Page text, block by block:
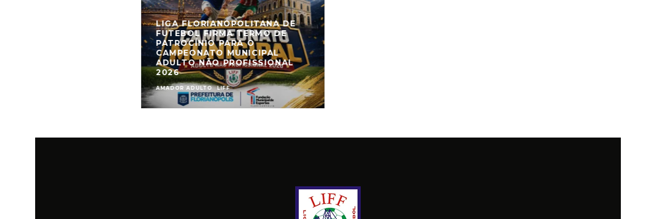
LIGA FLORIANOPOLITANA DE
FUTEBOL FIRMA TERMO DE
PATROCÍNIO PARA O
CAMPEONATO MUNICIPAL
ADULTO NÃO PROFISSIONAL
2026
AMADOR ADULTO LIFF